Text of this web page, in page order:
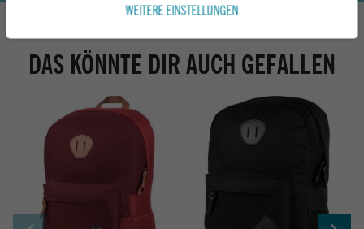
DAS KÖNNTE DIR AUCH GEFALLEN
WEITERE EINSTELLUNGEN